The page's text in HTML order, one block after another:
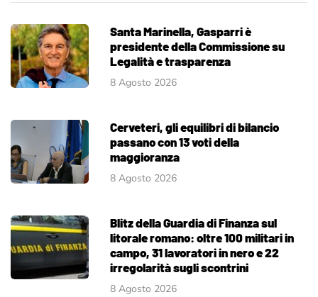
Santa Marinella, Gasparri è
presidente della Commissione su
Legalità e trasparenza
8 Agosto 2026
Cerveteri, gli equilibri di bilancio
passano con 13 voti della
maggioranza
8 Agosto 2026
Blitz della Guardia di Finanza sul
litorale romano: oltre 100 militari in
campo, 31 lavoratori in nero e 22
irregolarità sugli scontrini
8 Agosto 2026